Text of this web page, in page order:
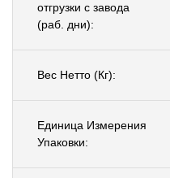
отгрузки с завода
(раб. дни):
Вес Нетто (Кг):
Единица Измерения
Упаковки: